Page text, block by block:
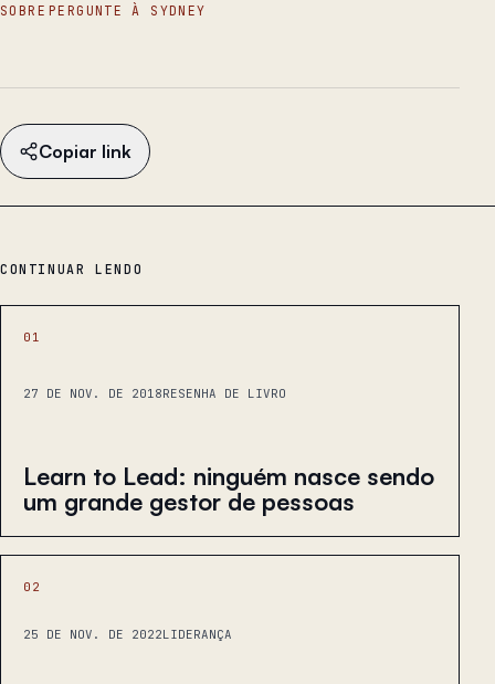
SOBRE PERGUNTE À SYDNEY
Copiar link
CONTINUAR LENDO
01
27 DE NOV. DE 2018RESENHA DE LIVRO
Learn to Lead: ninguém nasce sendo
um grande gestor de pessoas
02
25 DE NOV. DE 2022LIDERANÇA